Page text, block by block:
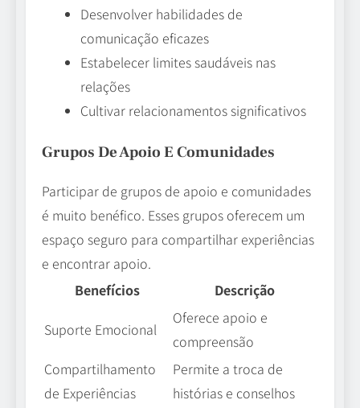
Desenvolver habilidades de
comunicação eficazes
Estabelecer limites saudáveis nas
relações
Cultivar relacionamentos significativos
Grupos De Apoio E Comunidades
Participar de grupos de apoio e comunidades
é muito benéfico. Esses grupos oferecem um
espaço seguro para compartilhar experiências
e encontrar apoio.
Benefícios
Descrição
Suporte Emocional
Oferece apoio e
compreensão
Compartilhamento
de Experiências
Permite a troca de
histórias e conselhos